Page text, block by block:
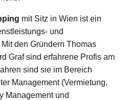
mit Sitz in Wien ist ein
und
den Gründern Thomas
Graf sind erfahrene Profis am
sind sie im Bereich
Management (Vermietung,
Management und